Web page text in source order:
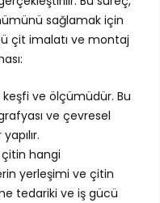
sağlamak için
çit imalatı ve montaj
keşfi ve ölçümüdür. Bu
ve çevresel
hangi
yerleşimi ve çitin
tedariki ve iş gücü